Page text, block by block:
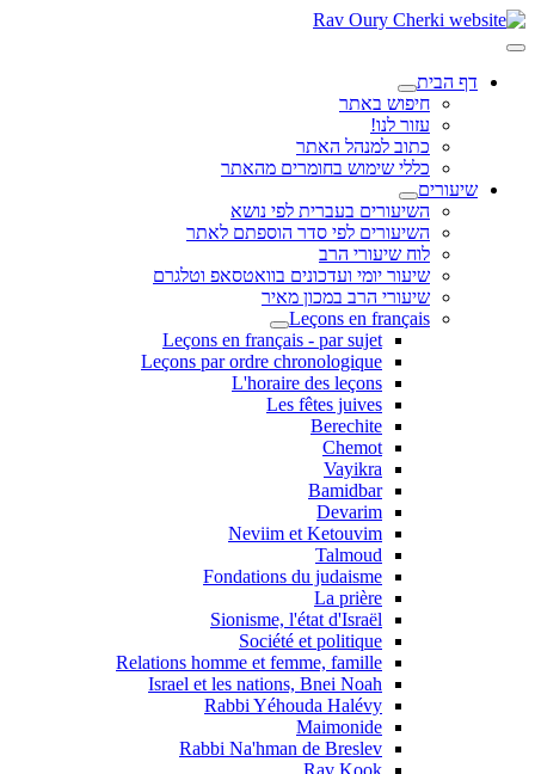
דף הבית
חיפוש באתר
עזור לנו!
כתוב למנהל האתר
כללי שימוש בחומרים מהאתר
שיעורים
השיעורים בעברית לפי נושא
השיעורים לפי סדר הוספתם לאתר
לוח שיעורי הרב
שיעור יומי ועדכונים בוואטסאפ וטלגרם
שיעורי הרב במכון מאיר
Leçons en français
Leçons en français - par sujet
Leçons par ordre chronologique
L'horaire des leçons
Les fêtes juives
Berechite
Chemot
Vayikra
Bamidbar
Devarim
Neviim et Ketouvim
Talmoud
Fondations du judaisme
La prière
Sionisme, l'état d'Israël
Société et politique
Relations homme et femme, famille
Israel et les nations, Bnei Noah
Rabbi Yéhouda Halévy
Maimonide
Rabbi Na'hman de Breslev
Rav Kook